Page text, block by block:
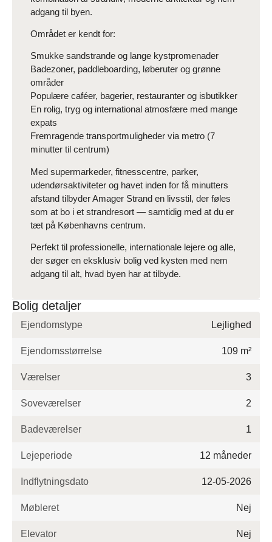
adgang til byen.
Området er kendt for:
Smukke sandstrande og lange kystpromenader
Badezoner, paddleboarding, løberuter og grønne
områder
Populære caféer, bagerier, restauranter og isbutikker
En rolig, tryg og international atmosfære med mange
expats
Fremragende transportmuligheder via metro (7
minutter til centrum)
Med supermarkeder, fitnesscentre, parker,
udendørsaktiviteter og havet inden for få minutters
afstand tilbyder Amager Strand en livsstil, der føles
som at bo i et strandresort — samtidig med at du er
tæt på Københavns centrum.
Perfekt til professionelle, internationale lejere og alle,
der søger en eksklusiv bolig ved kysten med nem
adgang til alt, hvad byen har at tilbyde.
Bolig detaljer
Ejendomstype Lejlighed
Ejendomsstørrelse 109 m²
Værelser 3
Soveværelser 2
Badeværelser 1
Lejeperiode 12 måneder
Indflytningsdato 12-05-2026
Møbleret Nej
Elevator Nej